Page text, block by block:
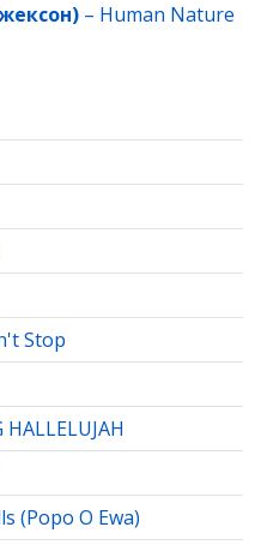
– Human Nature
Stop
HALLELUJAH
(Popo O Ewa)